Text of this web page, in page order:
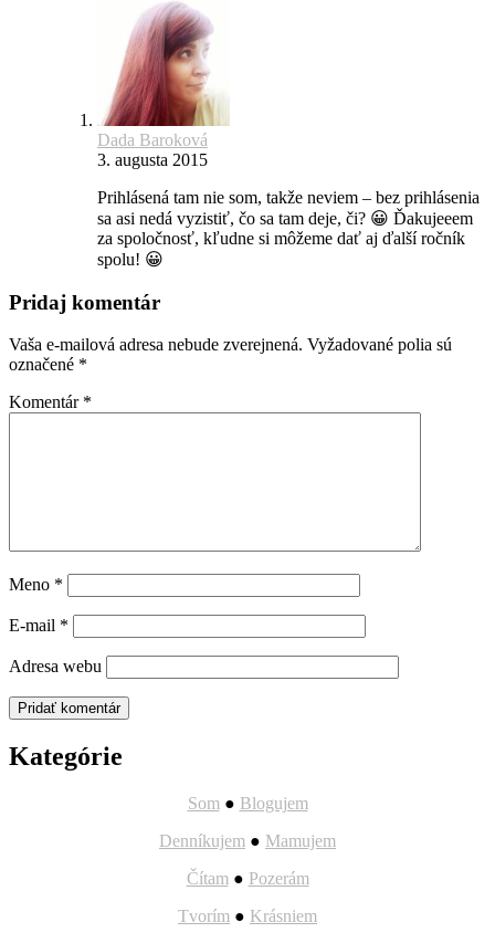
Dada Baroková
3. augusta 2015
Prihlásená tam nie som, takže neviem – bez prihlásenia
sa asi nedá vyzistiť, čo sa tam deje, či? 😀 Ďakujeeem
za spoločnosť, kľudne si môžeme dať aj ďalší ročník
spolu! 😀
Pridaj komentár
Vaša e-mailová adresa nebude zverejnená. Vyžadované polia sú
označené *
Komentár *
Meno *
E-mail *
Adresa webu
Kategórie
Som ● Blogujem
Denníkujem ● Mamujem
Čítam ● Pozerám
Tvorím ● Krásniem